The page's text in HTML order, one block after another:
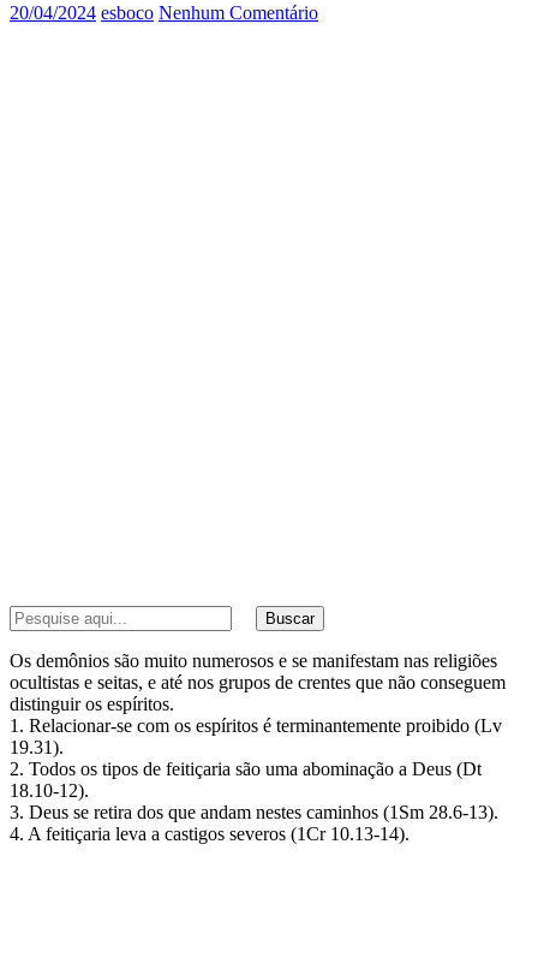
20/04/2024 esboco Nenhum Comentário
Buscar
Os demônios são muito numerosos e se manifestam nas religiões
ocultistas e seitas, e até nos grupos de crentes que não conseguem
distinguir os espíritos.
1. Relacionar-se com os espíritos é terminantemente proibido (Lv
19.31).
2. Todos os tipos de feitiçaria são uma abominação a Deus (Dt
18.10-12).
3. Deus se retira dos que andam nestes caminhos (1Sm 28.6-13).
4. A feitiçaria leva a castigos severos (1Cr 10.13-14).